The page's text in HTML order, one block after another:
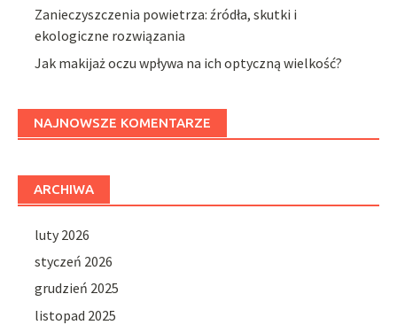
Zanieczyszczenia powietrza: źródła, skutki i
ekologiczne rozwiązania
Jak makijaż oczu wpływa na ich optyczną wielkość?
NAJNOWSZE KOMENTARZE
ARCHIWA
luty 2026
styczeń 2026
grudzień 2025
listopad 2025